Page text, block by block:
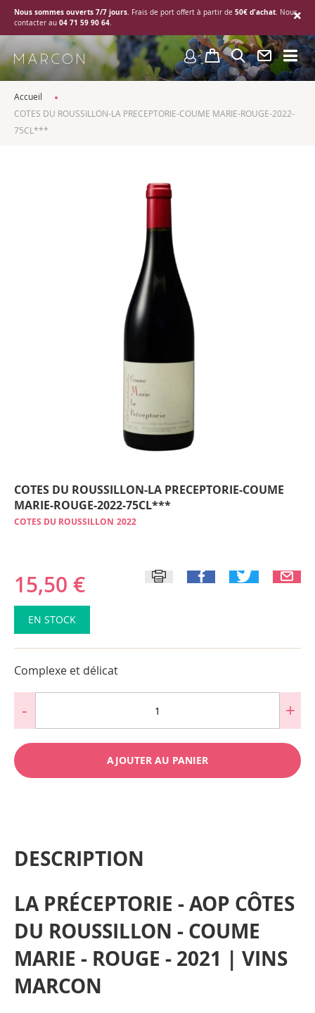
Nous sommes ouverts 7/7 jours. Frais de port offert à partir de 50€ d'achat. Nous
contacter au 04 71 59 90 64.
Accueil
COTES DU ROUSSILLON-LA PRECEPTORIE-COUME MARIE-ROUGE-2022-
75CL***
COTES DU ROUSSILLON-LA PRECEPTORIE-COUME
MARIE-ROUGE-2022-75CL***
COTES DU ROUSSILLON 2022
15,50 €
EN STOCK
Complexe et délicat
AJOUTER AU PANIER
DESCRIPTION
LA PRÉCEPTORIE - AOP CÔTES
DU ROUSSILLON - COUME
MARIE - ROUGE - 2021 | VINS
MARCON